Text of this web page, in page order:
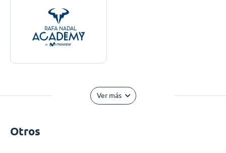
Ver más
Otros